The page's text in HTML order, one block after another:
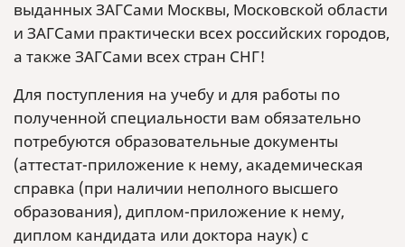
выданных ЗАГСами Москвы, Московской области
и ЗАГСами практически всех российских городов,
а также ЗАГСами всех стран СНГ!
Для поступления на учебу и для работы по
полученной специальности вам обязательно
потребуются образовательные документы
(аттестат-приложение к нему, академическая
справка (при наличии неполного высшего
образования), диплом-приложение к нему,
диплом кандидата или доктора наук) с